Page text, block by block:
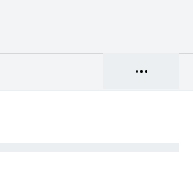
•••